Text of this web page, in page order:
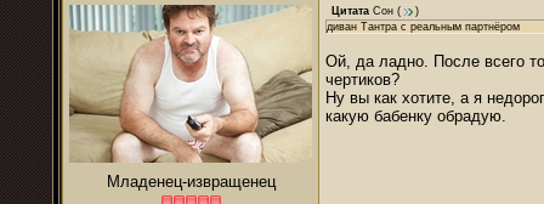
Младенец-извращенец
Цитата Сон (
)
диван Тантра с реальным партнёром
Ой, да ладно. После всего
чертиков?
Ну вы как хотите, а я
какую бабенку обрадую.